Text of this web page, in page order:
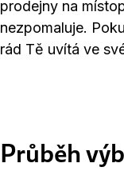
prodejny na
nezpomaluje.
rád Tě uvítá ve
Průběh